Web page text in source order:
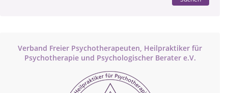
Verband Freier Psychotherapeuten, Heilpraktiker für
Psychotherapie und Psychologischer Berater e.V.